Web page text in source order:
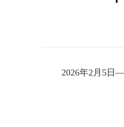
2026年2月5日—2